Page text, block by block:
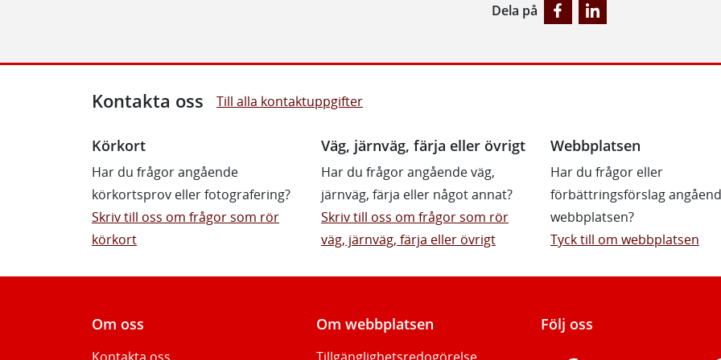
Dela på
Kontakta oss Till alla kontaktuppgifter
Körkort
Har du frågor angående
körkortsprov eller fotografering?
Skriv till oss om frågor som rör
körkort
Väg, järnväg, färja eller övrigt
Har du frågor angående väg,
järnväg, färja eller något annat?
Skriv till oss om frågor som rör
väg, järnväg, färja eller övrigt
Webbplatsen
Har du frågor eller
förbättringsförslag
webbplatsen?
Tyck till om webbplatsen
Om oss Om webbplatsen Följ oss